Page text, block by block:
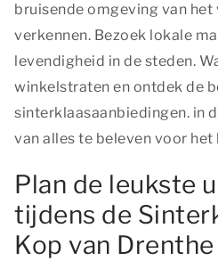
bruisende omgeving van
verkennen. Bezoek lokale
levendigheid in de steden.
winkelstraten en ontdek de
sinterklaasaanbiedingen. in
van alles te beleven voor het
Plan de leukste
tijdens de
Kop van Drenthe